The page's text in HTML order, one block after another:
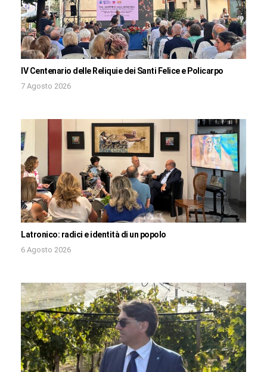
IV Centenario delle Reliquie dei Santi Felice e Policarpo
7 Agosto 2026
Latronico: radici e identità di un popolo
6 Agosto 2026